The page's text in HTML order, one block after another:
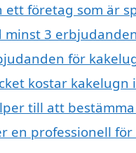
ett företag som är
minst 3
för
kostar kakelugn
till att
en professionell